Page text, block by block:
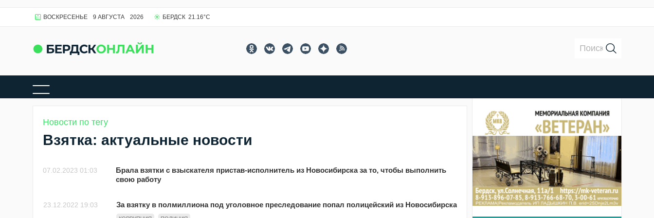
ВОСКРЕСЕНЬЕ 9 АВГУСТА 2026 БЕРДСК 21.16°C
Новости по тегу
Взятка: актуальные новости
07.02.2023 01:03
Брала взятки с взыскателя пристав-исполнитель из Новосибирска за то, чтобы выполнить
свою работу
23.12.2022 19:03 За взятку в полмиллиона под уголовное преследование попал полицейский из Новосибирска